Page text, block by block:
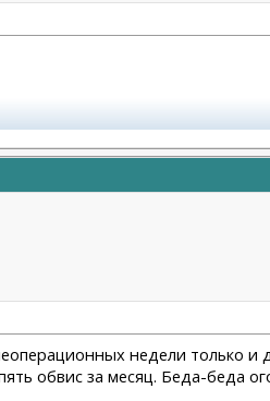
недели только и
обвис за месяц. Беда-беда